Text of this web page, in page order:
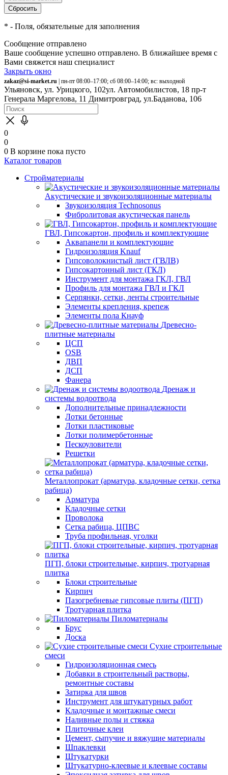
* - Поля, обязательные для заполнения
Сообщение отправлено
Ваше сообщение успешно отправлено. В ближайшее время с
Вами свяжется наш специалист
Закрыть окно
zakaz@si-market.ru | пн-пт 08:00–17:00; сб 08:00–14:00; вс: выходной
Ульяновск, ул. Урицкого, 102ул. Автомобилистов, 18 пр-т
Генерала Маргелова, 11 Димитровград, ул.Баданова, 106
0
0
0 В корзине пока пусто
Каталог товаров
Стройматериалы
Акустические и звукоизоляционные материалы
Звукоизоляция Technosonus
Фибролитовая акустическая панель
ГВЛ, Гипсокартон, профиль и комплектующие
Аквапанели и комплектующие
Гидроизоляция Knauf
Гипсоволокнистый лист (ГВЛВ)
Гипсокартонный лист (ГКЛ)
Инструмент для монтажа ГКЛ, ГВЛ
Профиль для монтажа ГВЛ и ГКЛ
Серпянки, сетки, ленты строительные
Элементы крепления, крепеж
Элементы пола Кнауф
Древесно-
плитные материалы
ЦСП
OSB
ДВП
ДСП
Фанера
Дренаж и
системы водоотвода
Дополнительные принадлежности
Лотки бетонные
Лотки пластиковые
Лотки полимербетонные
Пескоуловители
Решетки
Металлопрокат (арматура, кладочные сетки, сетка
рабица)
Арматура
Кладочные сетки
Проволока
Сетка рабица, ЦПВС
Труба профильная, уголки
ПГП, блоки строительные, кирпич, тротуарная
плитка
Блоки строительные
Кирпич
Пазогребневые гипсовые плиты (ПГП)
Тротуарная плитка
Пиломатериалы
Брус
Доска
Сухие строительные
смеси
Гидроизоляционная смесь
Добавки в строительный растворы,
ремонтные составы
Затирка для швов
Инструмент для штукатурных работ
Кладочные и монтажные смеси
Наливные полы и стяжка
Плиточные клеи
Цемент, сыпучие и вяжущие материалы
Шпаклевки
Штукатурки
Штукатурно-клеевые и клеевые составы